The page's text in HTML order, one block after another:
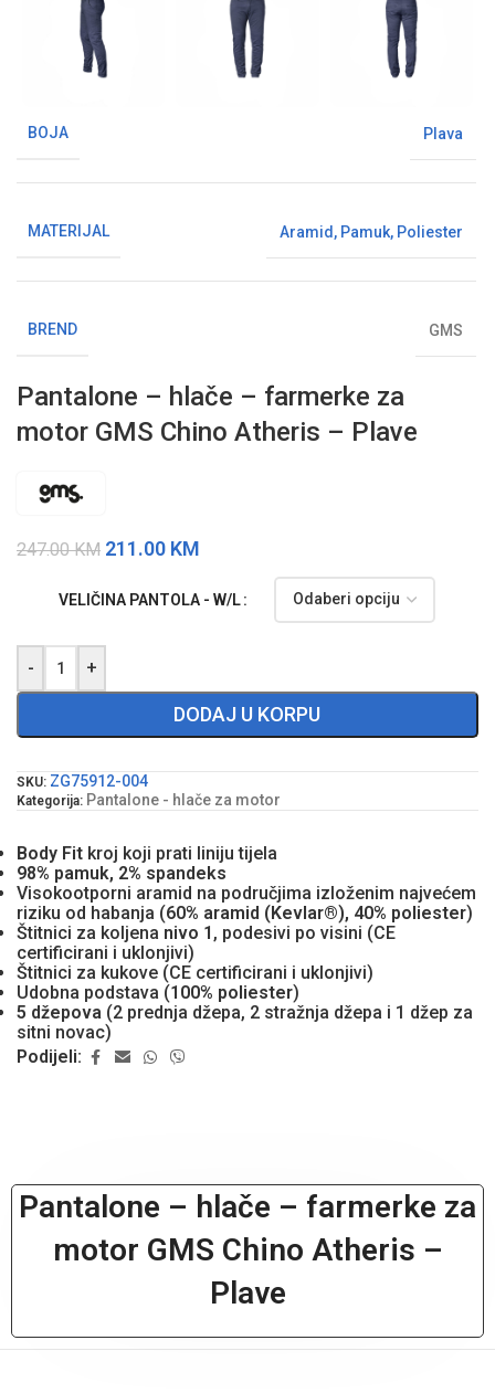
BOJA Plava
MATERIJAL Aramid , Pamuk, Poliester
BREND GMS
Pantalone – hlače – farmerke za
motor GMS Chino Atheris – Plave
247.00KM 211.00 KM
VELIČINA PANTOLA - W/L
- +
DODAJ U KORPU
SKU: ZG75912-004
Kategorija: Pantalone - hlače za motor
Body Fit kroj koji prati liniju tijela
98% pamuk, 2% spandeks
Visokootporni aramid na područjima izloženim najvećem
riziku od habanja (60% aramid (Kevlar®), 40% poliester)
Štitnici za koljena nivo 1 , podesivi po visini (CE
certificirani i uklonjivi)
Štitnici za kukove (CE certificirani i uklonjivi)
Udobna podstava (100% poliester)
5 džepova (2 prednja džepa, 2 stražnja džepa i 1 džep za
sitni novac)
Podijeli:
Pantalone – hlače – farmerke za
motor GMS Chino Atheris –
Plave